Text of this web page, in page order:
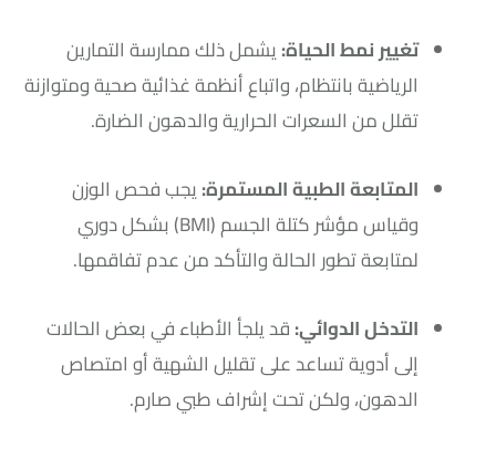
تغيير نمط الحياة:يشمل ذلك ممارسة التمارين
الرياضية بانتظام، واتباع أنظمة غذائية صحية ومتوازنة
تقلل من السعرات الحرارية والدهون الضارة.
المتابعة الطبية المستمرة:يجب فحص الوزن
وقياس مؤشر كتلة الجسم (BMI) بشكل دوري
لمتابعة تطور الحالة والتأكد من عدم تفاقمها.
التدخل الدوائي:قد يلجأ الأطباء في بعض الحالات
إلى أدوية تساعد على تقليل الشهية أو امتصاص
الدهون، ولكن تحت إشراف طبي صارم.